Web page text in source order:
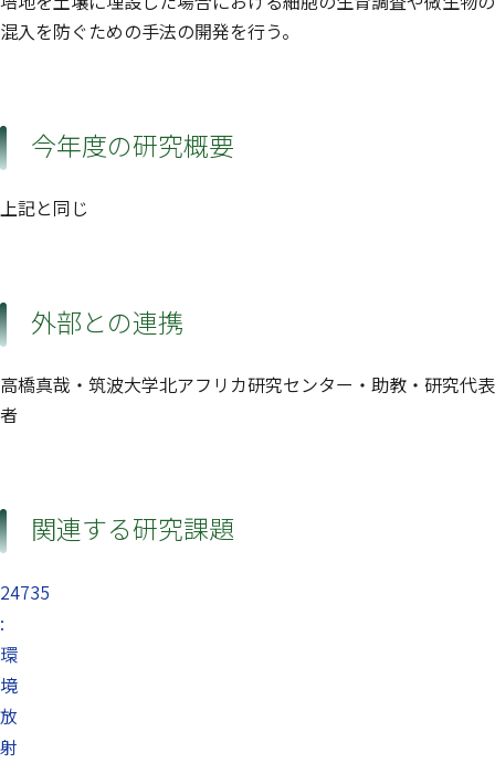
混入を防ぐための手法の開発を行う。
今年度の研究概要
上記と同じ
外部との連携
高橋真哉・筑波大学北アフリカ研究センター・助教・研究代表
者
関連する研究課題
24735
:
環
境
放
射